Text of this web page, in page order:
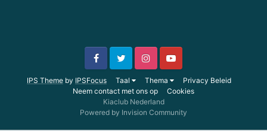
IPS Theme by IPSFocus Taal Thema
Privacy Beleid
Neem contact met ons op
Cookies
Kiaclub Nederland
Powered by Invision Community